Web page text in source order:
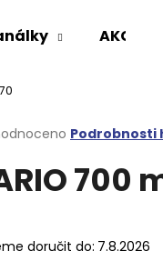
AKCE %
Podrobnosti
700
doručit do: 7.8.2026
HLEDAT